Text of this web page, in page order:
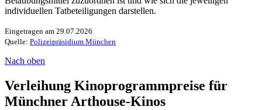
individuellen Tatbeteiligungen darstellen.
Eingetragen am 29.07.2026
Quelle: Polizeipräsidium München
Nach oben
Verleihung Kinoprogrammpreise für
Münchner Arthouse-Kinos